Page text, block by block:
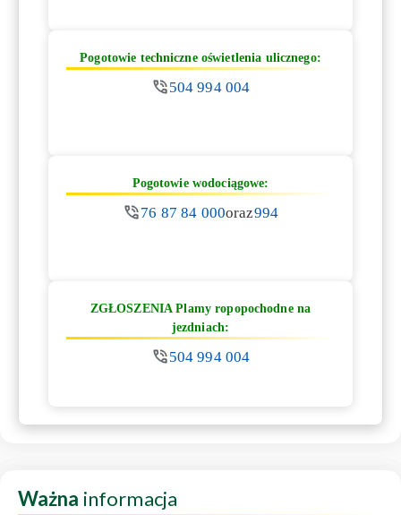
Pogotowie techniczne oświetlenia ulicznego:
504 994 004
Pogotowie wodociągowe:
76 87 84 000oraz994
ZGŁOSZENIA Plamy ropopochodne na
jezdniach:
504 994 004
Ważna informacja